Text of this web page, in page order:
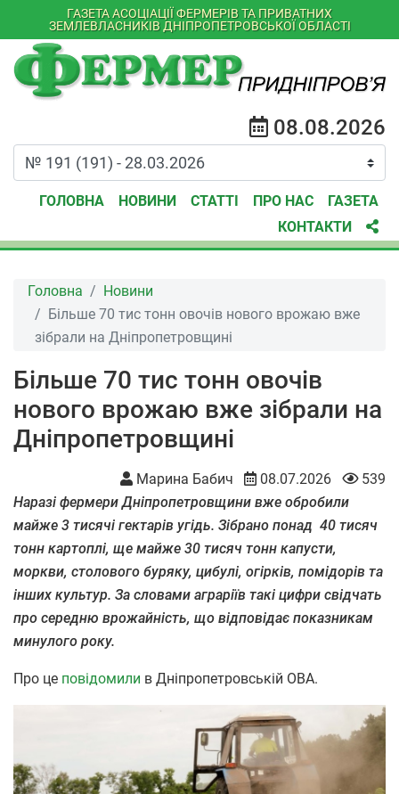
ГАЗЕТА АСОЦІАЦІЇ ФЕРМЕРІВ ТА ПРИВАТНИХ
ЗЕМЛЕВЛАСНИКІВ ДНІПРОПЕТРОВСЬКОЇ ОБЛАСТІ
08.08.2026
ГОЛОВНА НОВИНИ СТАТТІ ПРО НАС
ГАЗЕТА
КОНТАКТИ
Головна
Новини
Більше 70 тис тонн овочів нового врожаю вже
зібрали на Дніпропетровщині
Більше 70 тис тонн овочів
нового врожаю вже зібрали на
Дніпропетровщині
Марина Бабич 08.07.2026
539
Наразі фермери Дніпропетровщини вже обробили
майже 3 тисячі гектарів угідь. Зібрано понад 40 тисяч
тонн картоплі, ще майже 30 тисяч тонн капусти,
моркви, столового буряку, цибулі, огірків, помідорів та
інших культур. За словами аграріїв такі цифри свідчать
про середню врожайність, що відповідає показникам
минулого року.
Про це повідомили в Дніпропетровській ОВА.